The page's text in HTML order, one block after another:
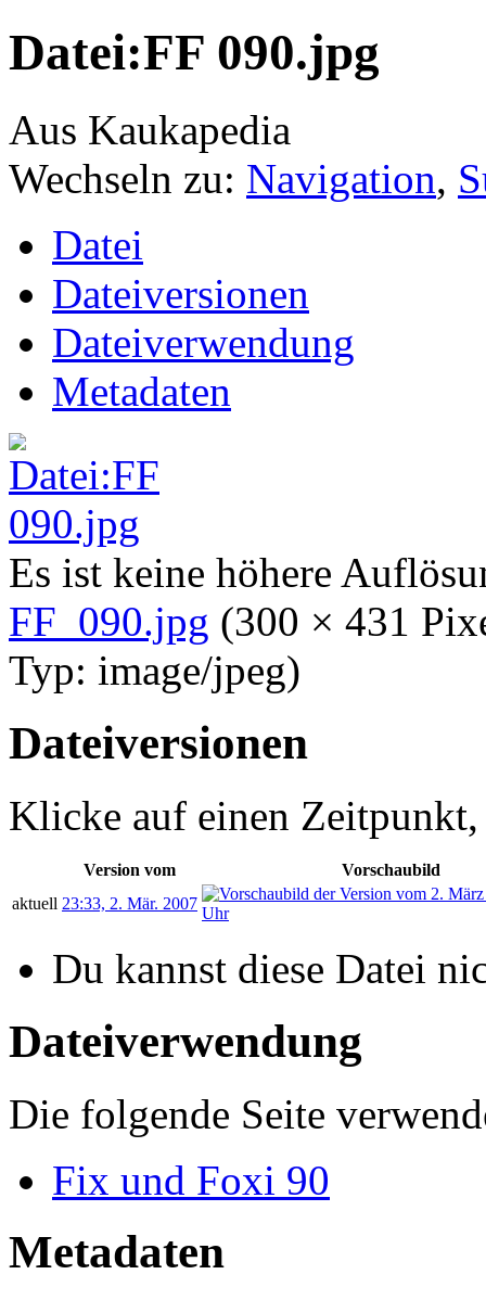
Datei:FF 090.jpg
Aus Kaukapedia
Wechseln zu: Navigation,
Datei
Dateiversionen
Dateiverwendung
Metadaten
Es ist keine höhere
FF_090.jpg (300 × 431
Typ: image/jpeg)
Dateiversionen
Klicke auf einen Zeitpunkt,
Version vom
Vorschaubild
aktuell 23:33, 2. Mär. 2007
Du kannst diese Datei
Dateiverwendung
Die folgende Seite
Fix und Foxi 90
Metadaten